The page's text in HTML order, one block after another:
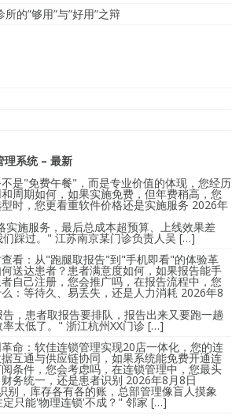
的”够用”与”好用”之辩
理系统 – 最新
是"免费午餐"，而是专业价值的体现，您经历
周期如何，如果实施免费，但年费稍高，您
时，您更看重软件价格还是实施服务 2026年
实施服务，最后总成本超预算、上线效果差
踩过。" 江苏南京某门诊负责人吴 […]
看：从"跑腿取报告"到"手机即看"的体验革
送达患者？患者满意度如何，如果报告能手
自己注册，您会推广吗，在报告流程中，您
：等待久、易丢失，还是人力消耗 2026年8
，患者取报告要排队，报告出来又要跑一趟
太低了。" 浙江杭州XX门诊 […]
命：软佳连锁管理实现20店一体化，您的连
互通与供应链协同，如果系统能免费开通连
条件，您会考虑吗，在连锁管理中，您最头
务统一，还是患者识别 2026年8月8日
别，库存各有各的账，总部管理像盲人摸象
只能'物理连锁'不成？" 邻家 […]